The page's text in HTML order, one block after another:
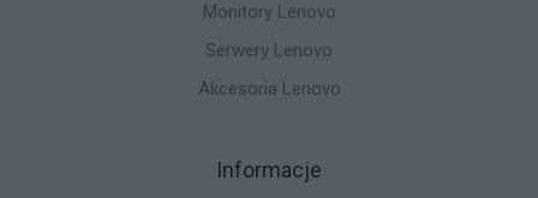
Monitory Lenovo
Serwery Lenovo
Akcesoria Lenovo
Informacje